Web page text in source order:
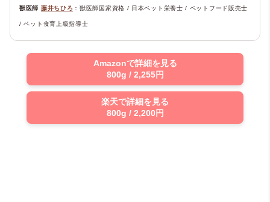
獣医師 藤井ちひろ ：獣医師国家資格 / 日本ペット栄養士 / ペットフード販売士
/ ペット食育上級指導士
Amazonで詳細を見る
800g / 2,255円
楽天で詳細を見る
800g / 2,200円